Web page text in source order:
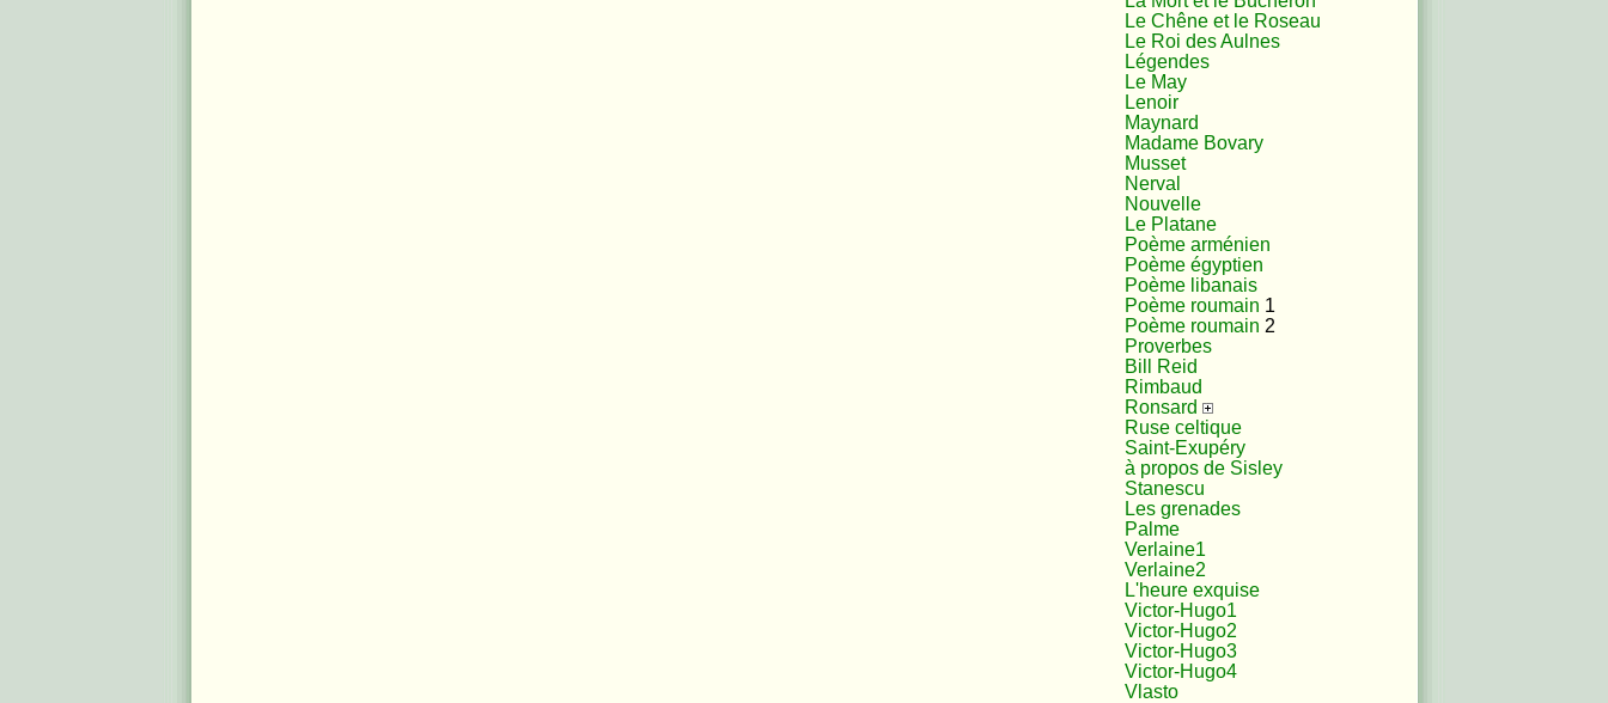
Le Chêne et le Roseau
Le Roi des Aulnes
Légendes
Le May
Lenoir
Maynard
Madame Bovary
Musset
Nerval
Nouvelle
Le Platane
Poème arménien
Poème égyptien
Poème libanais
Poème roumain 1
Poème roumain 2
Proverbes
Bill Reid
Rimbaud
Ronsard
Ruse celtique
Saint-Exupéry
à propos de Sisley
Stanescu
Les grenades
Palme
Verlaine1
Verlaine2
L'heure exquise
Victor-Hugo1
Victor-Hugo2
Victor-Hugo3
Victor-Hugo4
Vlasto